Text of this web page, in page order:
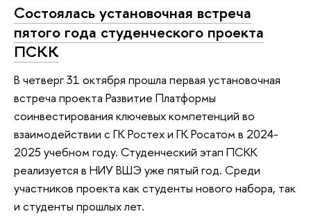
Состоялась установочная встреча
пятого года студенческого проекта
ПСКК
В четверг 31 октября прошла первая установочная
встреча проекта Развитие Платформы
соинвестирования ключевых компетенций во
взаимодействии с ГК Ростех и ГК Росатом в 2024-
2025 учебном году. Студенческий этап ПСКК
реализуется в НИУ ВШЭ уже пятый год. Среди
участников проекта как студенты нового набора, так
и студенты прошлых лет.